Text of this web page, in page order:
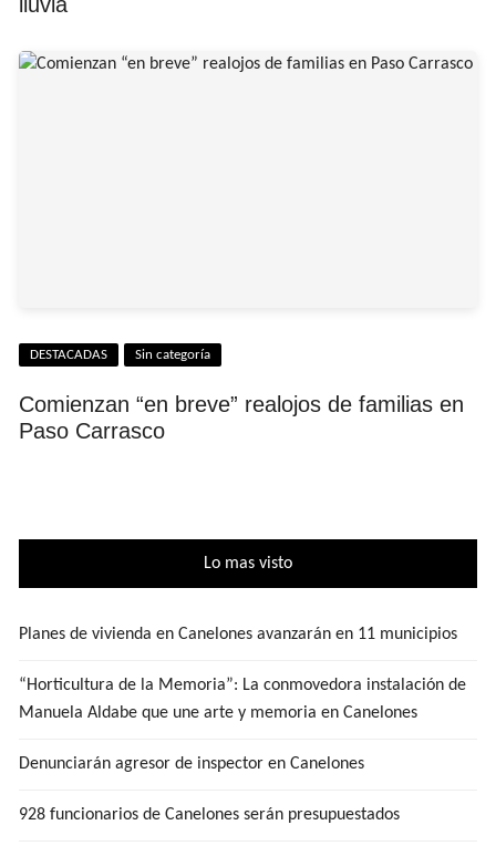
DESTACADAS Sin categoría
Comienzan “en breve” realojos de familias en
Paso Carrasco
Lo mas visto
Planes de vivienda en Canelones avanzarán en 11 municipios
“Horticultura de la Memoria”: La conmovedora instalación de
Manuela Aldabe que une arte y memoria en Canelones
Denunciarán agresor de inspector en Canelones
928 funcionarios de Canelones serán presupuestados